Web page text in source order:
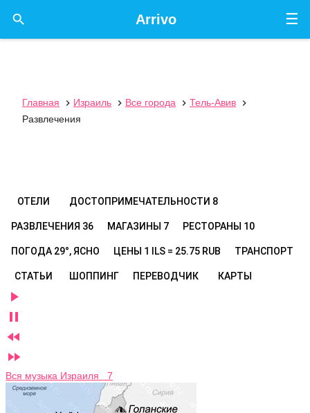
☰
Arrivo

Главная  Израиль  Все города  Тель-Авив

Развлечения
ОТЕЛИ ДОСТОПРИМЕЧАТЕЛЬНОСТИ 8
РАЗВЛЕЧЕНИЯ 36 МАГАЗИНЫ 7 РЕСТОРАНЫ 10
ПОГОДА 29°, ЯСНО ЦЕНЫ 1 ILS = 25.75 RUB ТРАНСПОРТ
СТАТЬИ ШОППИНГ ПЕРЕВОДЧИК КАРТЫ




Вся музыка Израиля 7